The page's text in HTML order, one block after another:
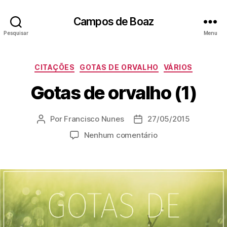
Pesquisar
Campos de Boaz
Menu
C
t
e
o
r
CITAÇÕES GOTAS DE ORVALHO VÁRIOS
Gotas de orvalho (1)
A
d
s
Por Francisco Nunes
D
e
27/05/2015
Nenhum comentárioe
o
s
d
e